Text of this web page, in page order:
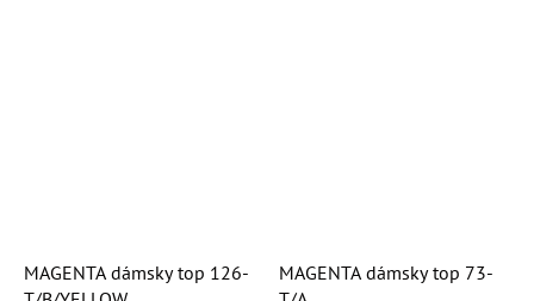
MAGENTA dámsky top 126-
MAGENTA dámsky top 73-